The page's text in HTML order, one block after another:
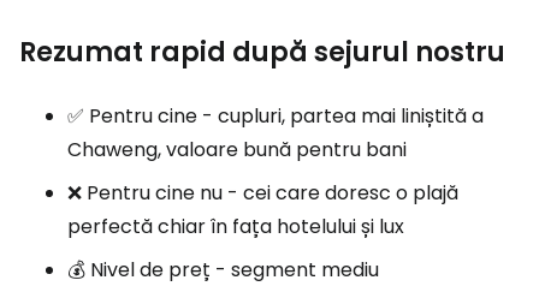
Rezumat rapid după sejurul nostru
✅ Pentru cine - cupluri, partea mai liniștită a
Chaweng, valoare bună pentru bani
❌ Pentru cine nu - cei care doresc o plajă
perfectă chiar în fața hotelului și lux
💰 Nivel de preț - segment mediu